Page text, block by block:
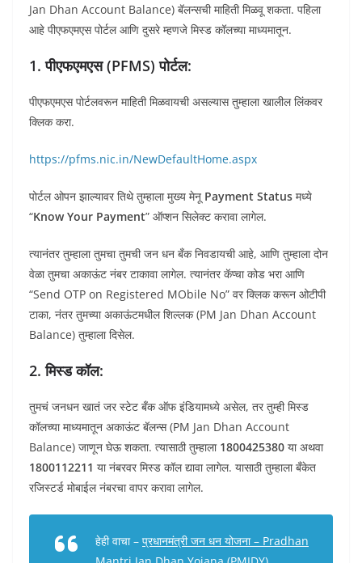
Jan Dhan Account Balance) बॅलन्सची माहिती मिळवू शकता. पहिला
आहे पीएफएमएस पोर्टल आणि दुसरे म्हणजे मिस्ड कॉलच्या माध्यमातून.
1. पीएफएमएस (PFMS) पोर्टल:
पीएफएमएस पोर्टलवरून माहिती मिळवायची असल्यास तुम्हाला खालील लिंकवर
क्लिक करा.
https://pfms.nic.in/NewDefaultHome.aspx
पोर्टल ओपन झाल्यावर तिथे तुम्हाला मुख्य मेनू Payment Status मध्ये
“Know Your Payment” ऑप्शन सिलेक्ट करावा लागेल.
त्यानंतर तुम्हाला तुमचा तुमची जन धन बँक निवडायची आहे, आणि तुम्हाला दोन
वेळा तुमचा अकाऊंट नंबर टाकावा लागेल. त्यानंतर कॅप्चा कोड भरा आणि
“Send OTP on Registered MObile No” वर क्लिक करून ओटीपी
टाका, नंतर तुमच्या अकाऊंटमधील शिल्लक (PM Jan Dhan Account
Balance) तुम्हाला दिसेल.
2. मिस्ड कॉल:
तुमचं जनधन खातं जर स्टेट बँक ऑफ इंडियामध्ये असेल, तर तुम्ही मिस्ड
कॉलच्या माध्यमातून अकाऊंट बॅलन्स (PM Jan Dhan Account
Balance) जाणून घेऊ शकता. त्यासाठी तुम्हाला 1800425380 या अथवा
1800112211 या नंबरवर मिस्ड कॉल द्यावा लागेल. यासाठी तुम्हाला बँकेत
रजिस्टर्ड मोबाईल नंबरचा वापर करावा लागेल.
हेही वाचा – प्रधानमंत्री जन धन योजना – Pradhan